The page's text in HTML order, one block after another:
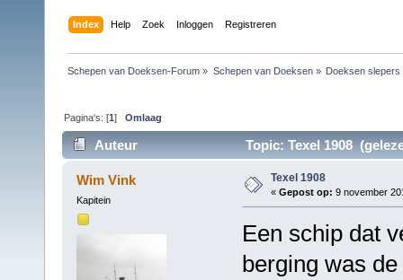
Index Help Zoek Inloggen Registreren
Schepen van Doeksen-Forum » Schepen van Doeksen» Doeksen slepers
Pagina's: [1]Omlaag
Auteur Topic: Texel 1908
Wim Vink
Kapitein
Texel 1908
« Gepost op: 9 november
Een schip dat
berging was de